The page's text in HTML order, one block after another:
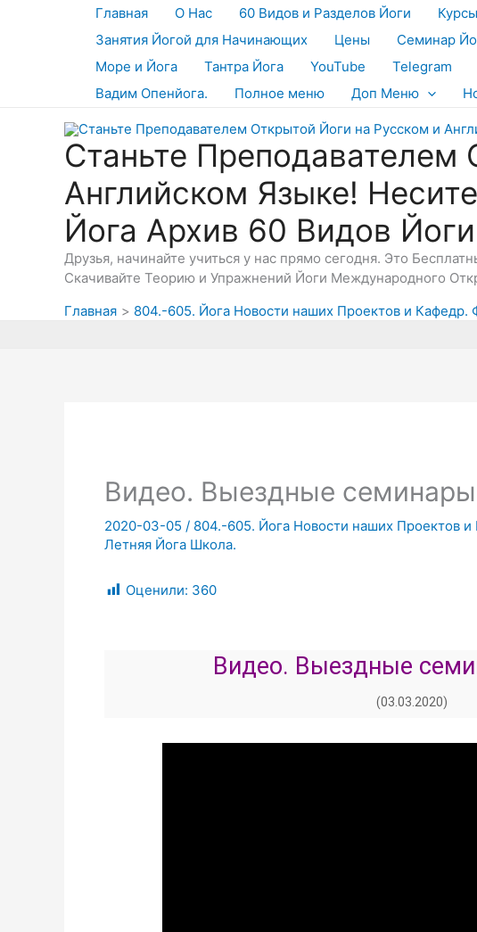
Главная О Нас 60 Видов и Разделов Йоги
Занятия Йогой для Начинающих
Цены Семинар
Море и Йога
Тантра Йога YouTube Telegram
Вадим Опенйога.
Полное меню Доп Меню
Станьте
Английском Языке!
Йога Архив 60 Видов
Друзья, начинайте учиться у нас прямо сегодня. Это
Скачивайте Теорию и Упражнений Йоги Международного
Главная
804.-605. Йога Новости наших Проектов и
Видео. Выездные
2020-03-05 / 804.-605. Йога Новости наших Проектов
Летняя Йога Школа.
Оценили: 360
Видео. Выездные
(03.03.2020)